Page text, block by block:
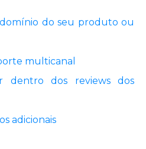
do seu produto ou
multicanal
dentro dos reviews dos
adicionais